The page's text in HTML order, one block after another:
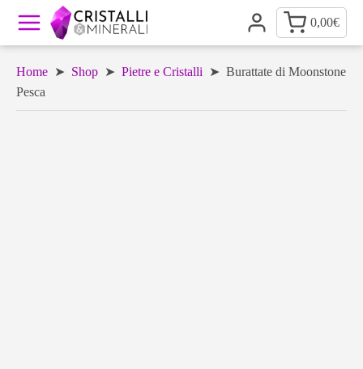
0,00€
Home ➤ Shop ➤ Pietre e Cristalli ➤ Burattate di Moonstone
Pesca